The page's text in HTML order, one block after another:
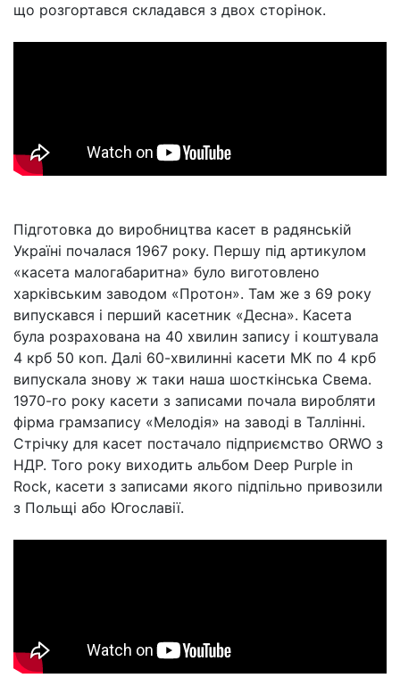
що розгортався складався з двох сторінок.
Підготовка до виробництва касет в радянській
Україні почалася 1967 року. Першу під артикулом
«касета малогабаритна» було виготовлено
харківським заводом «Протон». Там же з 69 року
випускався і перший касетник «Десна». Касета
була розрахована на 40 хвилин запису і коштувала
4 крб 50 коп. Далі 60-хвилинні касети МК по 4 крб
випускала знову ж таки наша шосткінська Свема.
1970-го року касети з записами почала виробляти
фірма грамзапису «Мелодія» на заводі в Таллінні.
Стрічку для касет постачало підприємство ORWO з
НДР. Того року виходить альбом Deep Purple in
Rock, касети з записами якого підпільно привозили
з Польщі або Югославії.